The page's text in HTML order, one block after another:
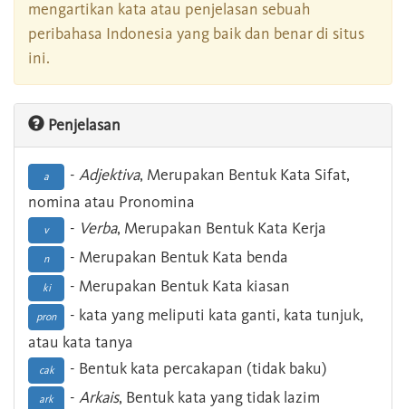
mengartikan kata atau penjelasan sebuah
peribahasa Indonesia yang baik dan benar di situs
ini.
Penjelasan
a - Adjektiva, Merupakan Bentuk Kata Sifat,
nomina atau Pronomina
v - Verba, Merupakan Bentuk Kata Kerja
n - Merupakan Bentuk Kata benda
ki - Merupakan Bentuk Kata kiasan
pron
- kata yang meliputi kata ganti, kata tunjuk,
atau kata tanya
cak - Bentuk kata percakapan (tidak baku)
ark - Arkais, Bentuk kata yang tidak lazim